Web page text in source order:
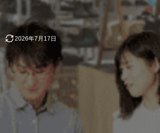
2026年7月17日